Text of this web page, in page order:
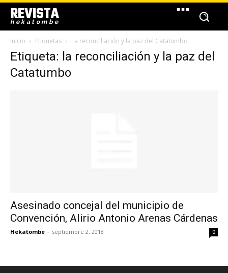
REVISTA
hekatombe
Inicio Etiquetas La reconciliación y la paz del Catatumbo
Etiqueta: la reconciliación y la paz del
Catatumbo
Asesinado concejal del municipio de
Convención, Alirio Antonio Arenas Cárdenas
Hekatombe - septiembre 2, 2018 0